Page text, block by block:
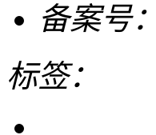
备案号：
标签：